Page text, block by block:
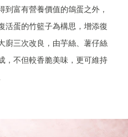
富有營養價值的鴿蛋之外，
活蛋的竹籃子為構思，增添復
廚三次改良，由芋絲、薯仔絲
，不但較香脆美味，更可維持